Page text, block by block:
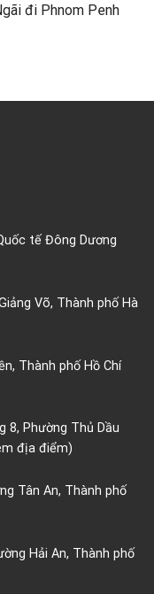
đi Phnom Penh
tế Đông Dương
Võ, Thành phố Hà
Thành phố Hồ Chí
8, Phường Thủ Dầu
địa điểm)
Tân An, Thành phố
Hải An, Thành phố